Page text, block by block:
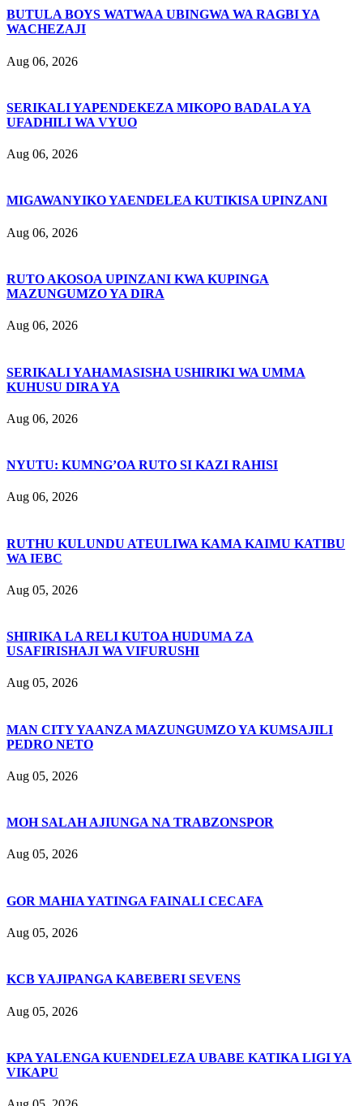
BUTULA BOYS WATWAA UBINGWA WA RAGBI YA
WACHEZAJI
Aug 06, 2026
SERIKALI YAPENDEKEZA MIKOPO BADALA YA
UFADHILI WA VYUO
Aug 06, 2026
MIGAWANYIKO YAENDELEA KUTIKISA UPINZANI
Aug 06, 2026
RUTO AKOSOA UPINZANI KWA KUPINGA
MAZUNGUMZO YA DIRA
Aug 06, 2026
SERIKALI YAHAMASISHA USHIRIKI WA UMMA
KUHUSU DIRA YA
Aug 06, 2026
NYUTU: KUMNG’OA RUTO SI KAZI RAHISI
Aug 06, 2026
RUTHU KULUNDU ATEULIWA KAMA KAIMU KATIBU
WA IEBC
Aug 05, 2026
SHIRIKA LA RELI KUTOA HUDUMA ZA
USAFIRISHAJI WA VIFURUSHI
Aug 05, 2026
MAN CITY YAANZA MAZUNGUMZO YA KUMSAJILI
PEDRO NETO
Aug 05, 2026
MOH SALAH AJIUNGA NA TRABZONSPOR
Aug 05, 2026
GOR MAHIA YATINGA FAINALI CECAFA
Aug 05, 2026
KCB YAJIPANGA KABEBERI SEVENS
Aug 05, 2026
KPA YALENGA KUENDELEZA UBABE KATIKA LIGI YA
VIKAPU